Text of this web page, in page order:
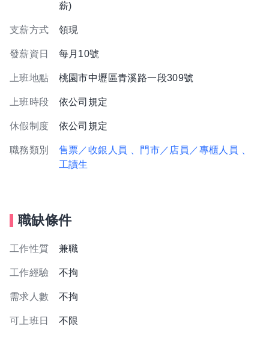
薪)
支薪方式 領現
發薪資日 每月10號
上班地點 桃園市中壢區青溪路一段309號
上班時段 依公司規定
休假制度 依公司規定
職務類別 售票／收銀人員 、門市／店員／專櫃人員
工讀生
職缺條件
工作性質 兼職
工作經驗 不拘
需求人數 不拘
可上班日 不限